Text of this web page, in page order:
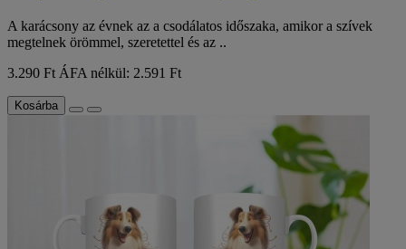
A karácsony az évnek az a csodálatos időszaka, amikor a szívek
megtelnek örömmel, szeretettel és az ..
3.290 Ft ÁFA nélkül: 2.591 Ft
Kosárba